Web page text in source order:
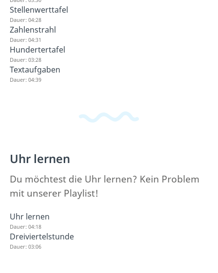
Stellenwerttafel
Dauer: 04:28
Zahlenstrahl
Dauer: 04:31
Hundertertafel
Dauer: 03:28
Textaufgaben
Dauer: 04:39
Uhr lernen
Du möchtest die Uhr lernen? Kein Problem
mit unserer Playlist!
Uhr lernen
Dauer: 04:18
Dreiviertelstunde
Dauer: 03:06